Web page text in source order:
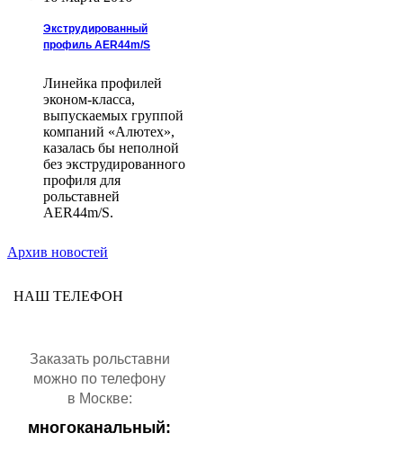
Экструдированный
профиль AER44m/S
Линейка профилей
эконом-класса,
выпускаемых группой
компаний «Алютех»,
казалась бы неполной
без экструдированного
профиля для
рольставней
AER44m/S.
Архив новостей
НАШ ТЕЛЕФОН
Заказать рольставни
можно по телефону
в Москве:
многоканальный: